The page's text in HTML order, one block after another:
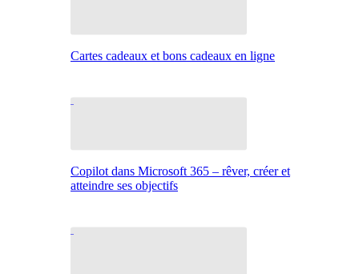
Cartes cadeaux et bons cadeaux en ligne
Copilot dans Microsoft 365 – rêver, créer et
atteindre ses objectifs